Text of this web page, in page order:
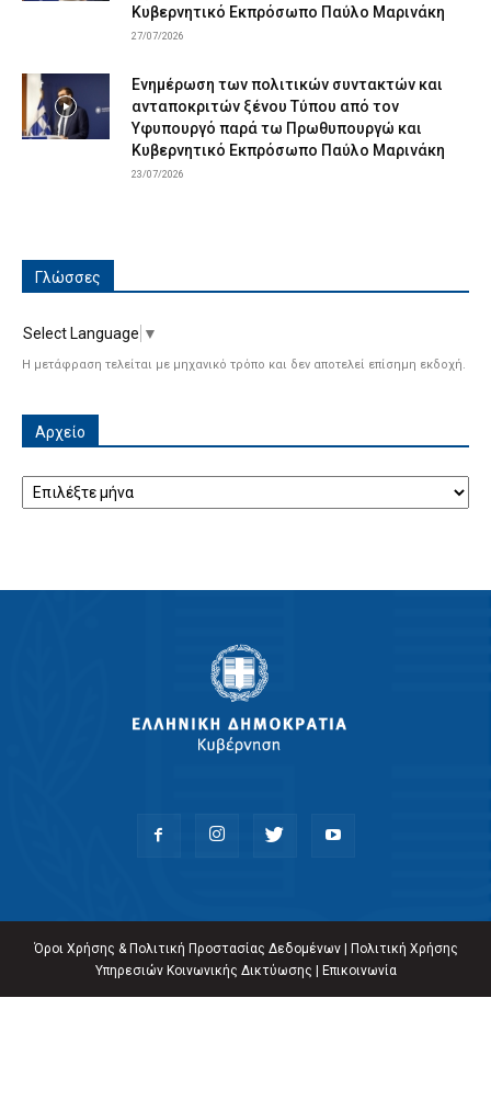
Κυβερνητικό Εκπρόσωπο Παύλο Μαρινάκη
27/07/2026
Ενημέρωση των πολιτικών συντακτών και
ανταποκριτών ξένου Τύπου από τον
Υφυπουργό παρά τω Πρωθυπουργώ και
Κυβερνητικό Εκπρόσωπο Παύλο Μαρινάκη
23/07/2026
Γλώσσες
Select Language ▼
Η μετάφραση τελείται με μηχανικό τρόπο και δεν αποτελεί επίσημη εκδοχή.
Αρχείο
Όροι Χρήσης & Πολιτική Προστασίας Δεδομένων|
Πολιτική Χρήσης
Υπηρεσιών Κοινωνικής Δικτύωσης
Επικοινωνία